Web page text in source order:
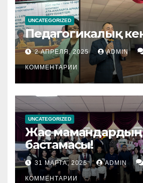
UNCATEGORIZED
Педагогикалық
2 АПРЕЛЯ, 2025 ADMIN
КОММЕНТАРИИ
UNCATEGORIZED
Жас
бастамасы!
31 МАРТА, 2025 ADMIN
КОММЕНТАРИИ